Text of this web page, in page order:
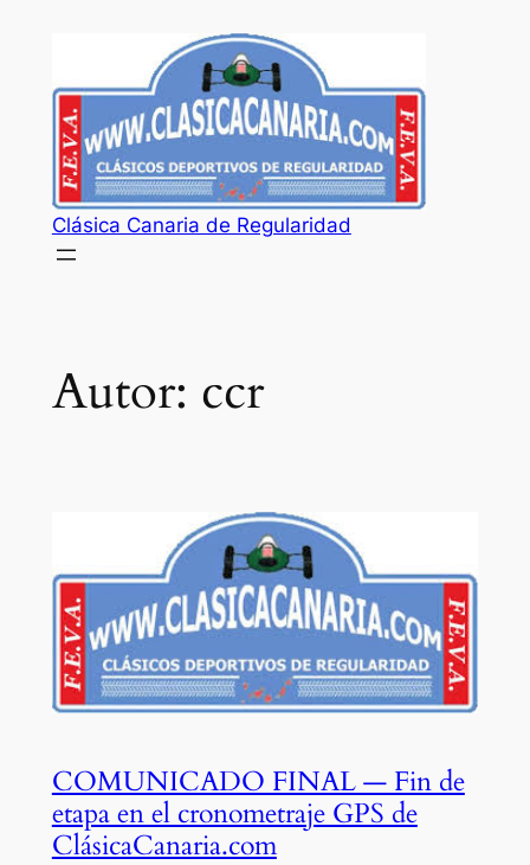
contenido
Clásica Canaria de Regularidad
Autor: ccr
COMUNICADO FINAL — Fin de
etapa en el cronometraje GPS de
ClásicaCanaria.com